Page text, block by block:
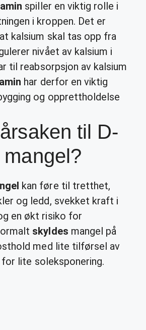
spiller en viktig rolle i
i kroppen. Det er
kalsium skal tas opp fra
nivået av kalsium i
til reabsorpsjon av kalsium
har derfor en viktig
og opprettholdelse
til D-
kan føre til tretthet,
og ledd, svekket kraft i
en økt risiko for
skyldes mangel på
med lite tilførsel av
lite soleksponering.